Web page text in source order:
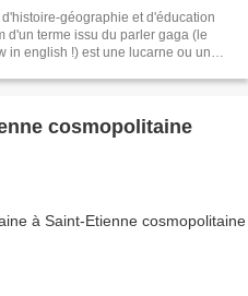
géographie et d'éducation
lycée Jacob Holtzer (Firminy- Loire) qu'à un public plus large. Bonne visite !
cosmopolitaine